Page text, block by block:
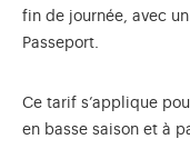
fin de journée, avec
Passeport.
Ce tarif s’applique
en basse saison et à